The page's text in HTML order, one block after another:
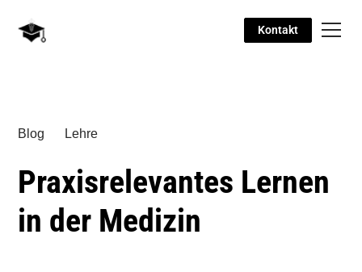
Kontakt
Blog Lehre
Praxisrelevantes Lernen
in der Medizin